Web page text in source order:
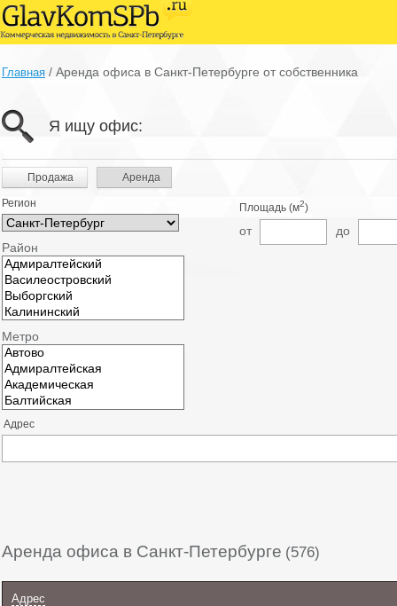
Главная / Аренда офиса в Санкт-Петербурге от собственника
Я ищу офис:
Продажа Аренда
Регион
Район
Метро
Площадь (м2)
от до
Адрес
Аренда офиса в Санкт-Петербурге (576)
Адрес